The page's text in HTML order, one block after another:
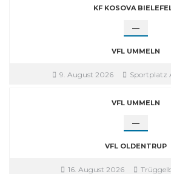
KF KOSOVA
—
VFL UMMELN
9. August 2026 Sportplatz
VFL UMMELN
—
VFL OLDENTRUP
16. August 2026